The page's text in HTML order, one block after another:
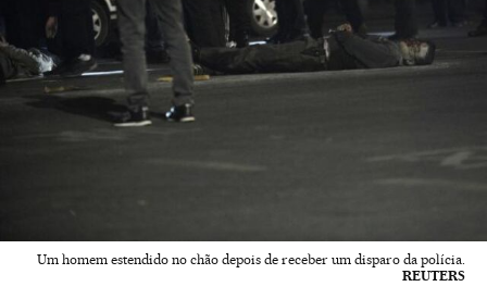
Um homem estendido no chão depois de receber um disparo da polícia.
REUTERS